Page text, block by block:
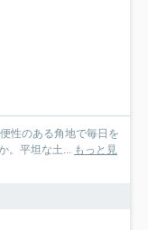
性のある角地で毎日を
。平坦な土... もっと見